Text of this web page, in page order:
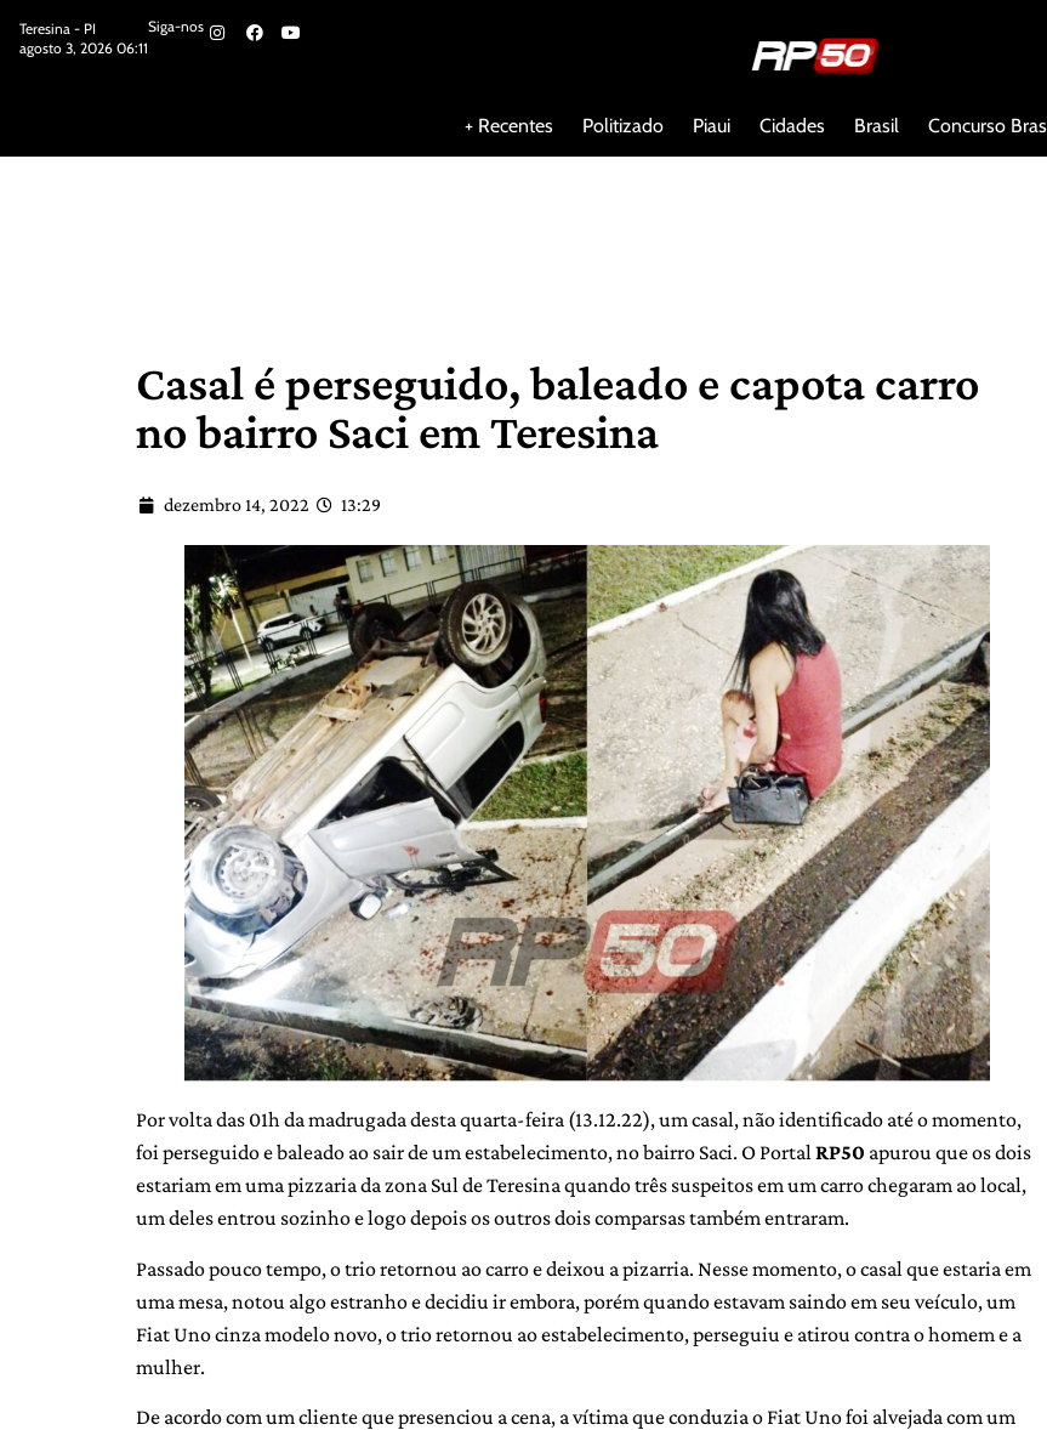
Teresina - PI
agosto 3, 2026 06:11
Siga-nos
+ Recentes Politizado Piaui Cidades Brasil Concurso
Casal é perseguido, baleado e capota carro
no bairro Saci em Teresina
dezembro 14, 2022 13:29
Por volta das 01h da madrugada desta quarta-feira (13.12.22), um casal, não identificado até o momento,
foi perseguido e baleado ao sair de um estabelecimento, no bairro Saci. O PortalRP50 apurou que os dois
estariam em uma pizzaria da zona Sul de Teresina quando três suspeitos em um carro chegaram ao local,
um deles entrou sozinho e logo depois os outros dois comparsas também entraram.
Passado pouco tempo, o trio retornou ao carro e deixou a pizarria. Nesse momento, o casal que estaria em
uma mesa, notou algo estranho e decidiu ir embora, porém quando estavam saindo em seu veículo, um
Fiat Uno cinza modelo novo, o trio retornou ao estabelecimento, perseguiu e atirou contra o homem e a
mulher.
De acordo com um cliente que presenciou a cena, a vítima que conduzia o Fiat Uno foi alvejada com um